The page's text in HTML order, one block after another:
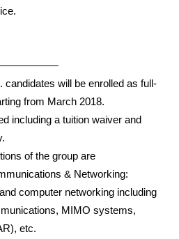
will be enrolled as full-
from March 2018.
including a tuition waiver and
of the group are
& Networking:
computer networking including
MIMO systems,
etc.